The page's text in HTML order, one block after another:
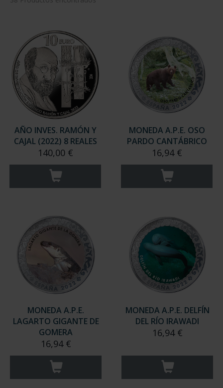
AÑO INVES. RAMÓN Y
CAJAL (2022) 8 REALES
140,00 €
MONEDA A.P.E. OSO
PARDO CANTÁBRICO
16,94 €
MONEDA A.P.E.
LAGARTO GIGANTE DE
GOMERA
16,94 €
MONEDA A.P.E. DELFÍN
DEL RÍO IRAWADI
16,94 €